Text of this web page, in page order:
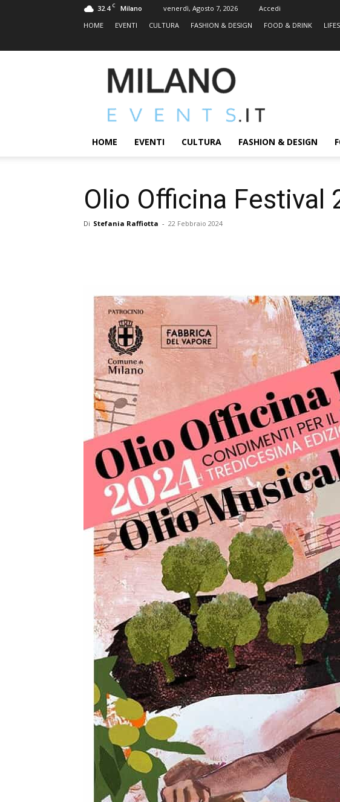
32.4 C Milano venerdì, Agosto 7, 2026
Accedi
HOME
EVENTI CULTURA FASHION & DESIGN FOOD & DRINK
MILANOEVENTS.IT
|
2.0
ed
Eventi
HOME EVENTI CULTURA FASHION & DESIGN
Olio Officina Festival
Di Stefania Raffiotta - 22 Febbraio 2024